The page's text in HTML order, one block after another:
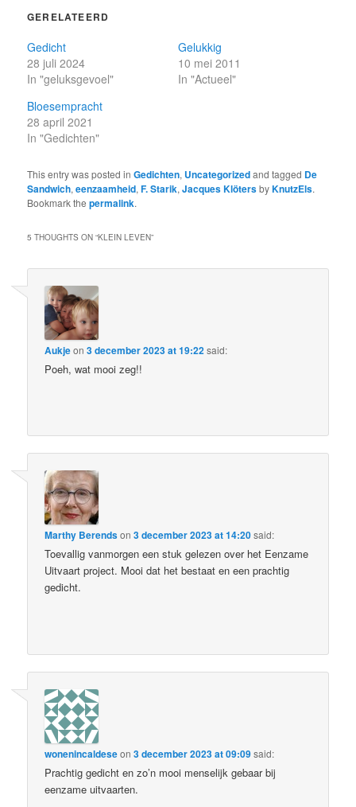
GERELATEERD
Gedicht
28 juli 2024
In "geluksgevoel"
Gelukkig
10 mei 2011
In "Actueel"
Bloesempracht
28 april 2021
In "Gedichten"
This entry was posted inGedichten, Uncategorizedand tagged De
Sandwich,eenzaamheid,F. Starik,Jacques KlötersbyKnutzEls.
Bookmark thepermalink.
5 THOUGHTS ON “KLEIN LEVEN”
Aukjeon3 december 2023 at 19:22said:
Poeh, wat mooi zeg!!
Marthy Berendson3 december 2023 at 14:20said:
Toevallig vanmorgen een stuk gelezen over het Eenzame
Uitvaart project. Mooi dat het bestaat en een prachtig
gedicht.
wonenincaldeseon3 december 2023 at 09:09said:
Prachtig gedicht en zo’n mooi menselijk gebaar bij
eenzame uitvaarten.